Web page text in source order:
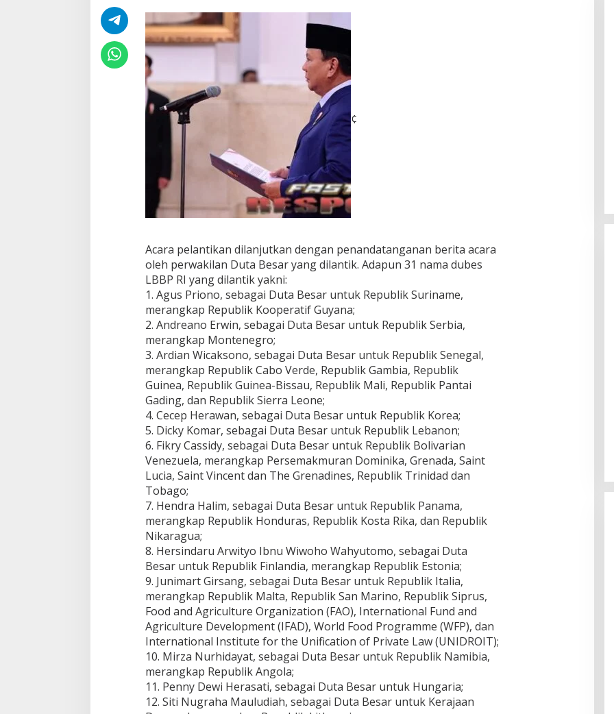
¢
Acara pelantikan dilanjutkan dengan penandatanganan berita acara
oleh perwakilan Duta Besar yang dilantik. Adapun 31 nama dubes
LBBP RI yang dilantik yakni:
1. Agus Priono, sebagai Duta Besar untuk Republik Suriname,
merangkap Republik Kooperatif Guyana;
2. Andreano Erwin, sebagai Duta Besar untuk Republik Serbia,
merangkap Montenegro;
3. Ardian Wicaksono, sebagai Duta Besar untuk Republik Senegal,
merangkap Republik Cabo Verde, Republik Gambia, Republik
Guinea, Republik Guinea-Bissau, Republik Mali, Republik Pantai
Gading, dan Republik Sierra Leone;
4. Cecep Herawan, sebagai Duta Besar untuk Republik Korea;
5. Dicky Komar, sebagai Duta Besar untuk Republik Lebanon;
6. Fikry Cassidy, sebagai Duta Besar untuk Republik Bolivarian
Venezuela, merangkap Persemakmuran Dominika, Grenada, Saint
Lucia, Saint Vincent dan The Grenadines, Republik Trinidad dan
Tobago;
7. Hendra Halim, sebagai Duta Besar untuk Republik Panama,
merangkap Republik Honduras, Republik Kosta Rika, dan Republik
Nikaragua;
8. Hersindaru Arwityo Ibnu Wiwoho Wahyutomo, sebagai Duta
Besar untuk Republik Finlandia, merangkap Republik Estonia;
9. Junimart Girsang, sebagai Duta Besar untuk Republik Italia,
merangkap Republik Malta, Republik San Marino, Republik Siprus,
Food and Agriculture Organization (FAO), International Fund and
Agriculture Development (IFAD), World Food Programme (WFP), dan
International Institute for the Unification of Private Law (UNIDROIT);
10. Mirza Nurhidayat, sebagai Duta Besar untuk Republik Namibia,
merangkap Republik Angola;
11. Penny Dewi Herasati, sebagai Duta Besar untuk Hungaria;
12. Siti Nugraha Mauludiah, sebagai Duta Besar untuk Kerajaan
Ingklut Penjelasan Agus Flores
Soal Kinerja Polri Di Hari
Bhayangkara ke 76
Di Politik, Polri